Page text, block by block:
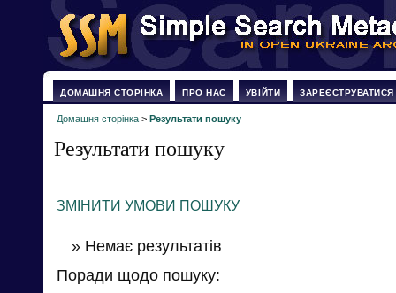
ДОМАШНЯ СТОРІНКА ПРО НАС УВІЙТИ ЗАРЕЄСТРУВАТИСЯ
Домашня сторінка > Результати пошуку
Результати пошуку
ЗМІНИТИ УМОВИ ПОШУКУ
» Немає результатів
Поради щодо пошуку: